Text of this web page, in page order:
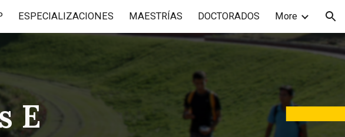
Skip to navigation
ESPECIALIZACIONES MAESTRÍAS DOCTORADOS More
E